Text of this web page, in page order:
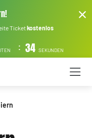
Ticketkostenlos
: 33 SEKUNDEN